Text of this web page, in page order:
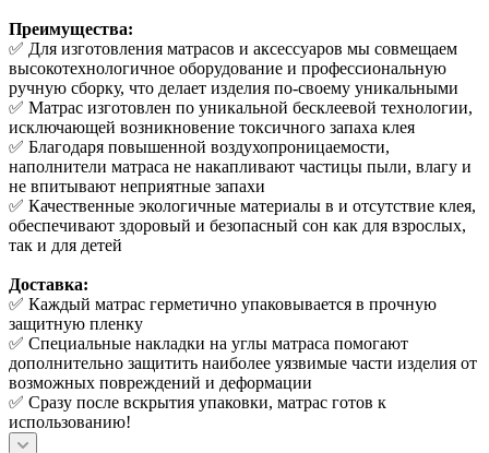
Преимущества:
✅ Для изготовления матрасов и аксессуаров мы совмещаем
высокотехнологичное оборудование и профессиональную
ручную сборку, что делает изделия по-своему уникальными
✅ Матрас изготовлен по уникальной бесклеевой технологии,
исключающей возникновение токсичного запаха клея
✅ Благодаря повышенной воздухопроницаемости,
наполнители матраса не накапливают частицы пыли, влагу и
не впитывают неприятные запахи
✅ Качественные экологичные материалы в и отсутствие клея,
обеспечивают здоровый и безопасный сон как для взрослых,
так и для детей
Доставка:
✅ Каждый матрас герметично упаковывается в прочную
защитную пленку
✅ Специальные накладки на углы матраса помогают
дополнительно защитить наиболее уязвимые части изделия от
возможных повреждений и деформации
✅ Сразу после вскрытия упаковки, матрас готов к
использованию!